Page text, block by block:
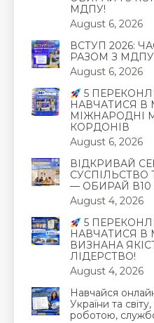
МДПУ!
August 6, 2026
ВСТУП 2026:
РАЗОМ З
August 6, 2026
5
НАВЧАТИСЯ В
МІЖНАРОДНІ
КОРДОНІВ
August 6, 2026
ВІДКРИВАЙ
— ОБИРАЙ
August 4, 2026
5
НАВЧАТИСЯ В
ВИЗНАНА
ЛІДЕРСТВО!
August 4, 2026
Навчайся
України та
роботою,